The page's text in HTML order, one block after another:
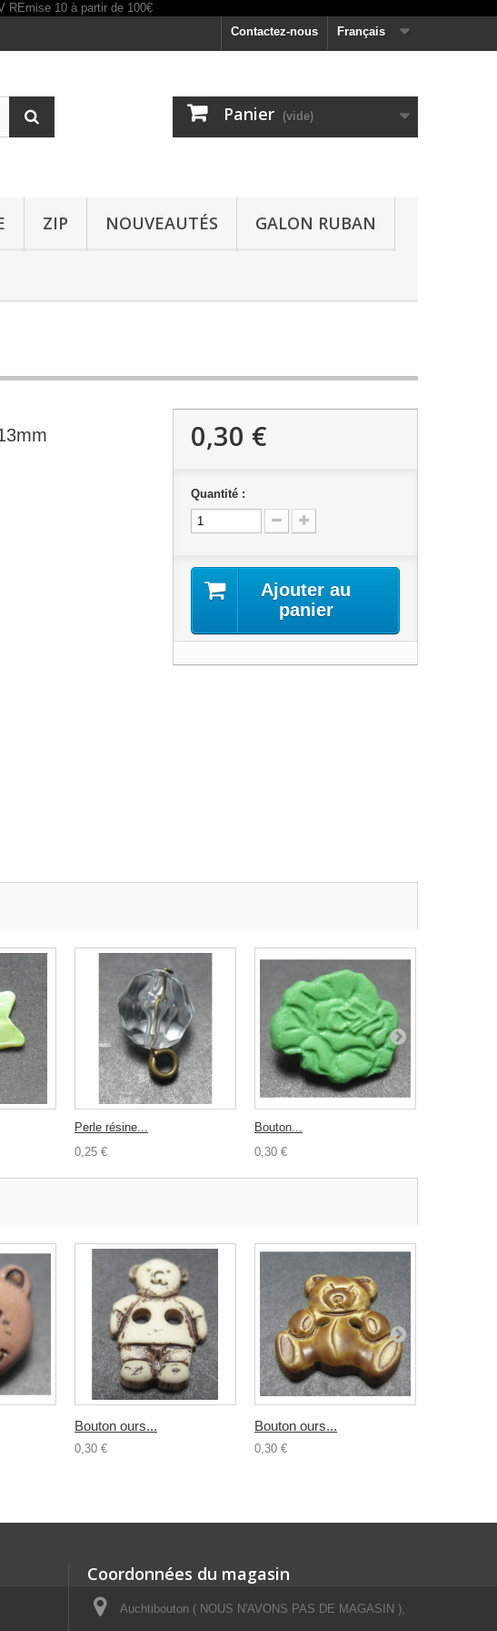
Français
Contactez-nous
Panier (vide)
ZIP NOUVEAUTÉS GALON RUBAN
0,30 €
Quantité :
Ajouter au
panier
Perle résine...
0,25 €
Bouton...
0,30 €
Bouton ours...
0,30 €
Bouton ours...
0,30 €
Coordonnées du magasin
Auchtibouton ( NOUS N'AVONS PAS DE MAGASIN ),